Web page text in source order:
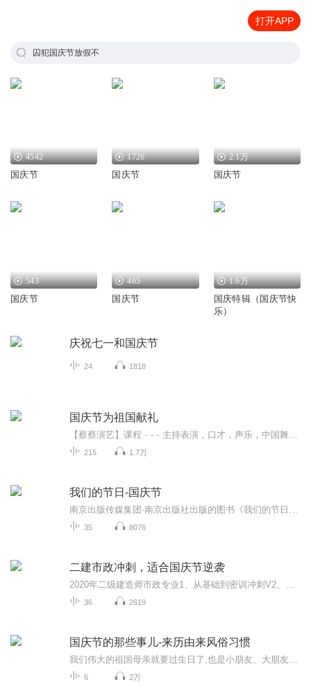
打开APP
囚犯国庆节放假不
4542
国庆节
1726
国庆节
2.1万
国庆节
543
国庆节
465
国庆节
1.6万
国庆特辑（国庆节快
乐）
庆祝七一和国庆节
24 1818
国庆节为祖国献礼
215 1.7万
我们的节日-国庆节
35 8076
二建市政冲刺，适合国庆节逆袭
36 2619
国庆节的那些事儿-来历由来风俗习惯
6 2万